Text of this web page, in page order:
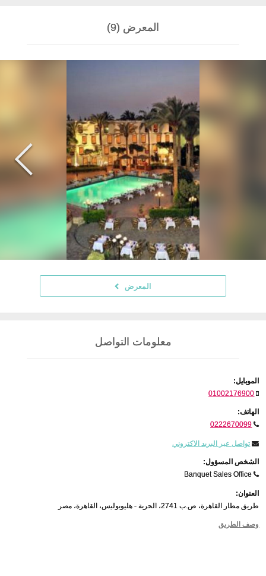
المعرض (9)
المعرض
معلومات التواصل
الموبايل:
01002176900
الهاتف:
0222670099
تواصل عبر البريد الاكتروني
الشخص المسؤول:
Banquet Sales Office
العنوان:
طريق مطار القاهرة، ص.ب 2741، الحرية - هليوبوليس، القاهرة، مصر
وصف الطريق